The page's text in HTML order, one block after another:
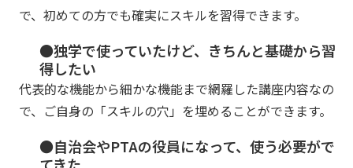
で、初めての方でも確実にスキルを習得できます。
●独学で使っていたけど、きちんと基礎から習
得したい
代表的な機能から細かな機能まで網羅した講座内容なの
で、ご自身の「スキルの穴」を埋めることができます。
●自治会やPTAの役員になって、使う必要がで
てきた